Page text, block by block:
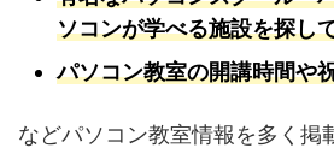
ソコンが学べる施設を探し
パソコン教室の開講時間や
などパソコン教室情報を多く掲